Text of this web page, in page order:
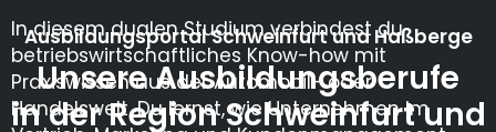
Ausbildungsportal Schweinfurt und Haßberge
Unsere Ausbildungsberufe
in der Region Schweinfurt und
In diesem dualen Studium verbindest du
betriebswirtschaftliches Know-how mit
Praxiswissen aus der Automobil- oder
Handelswelt. Du lernst, wie Unternehmen im